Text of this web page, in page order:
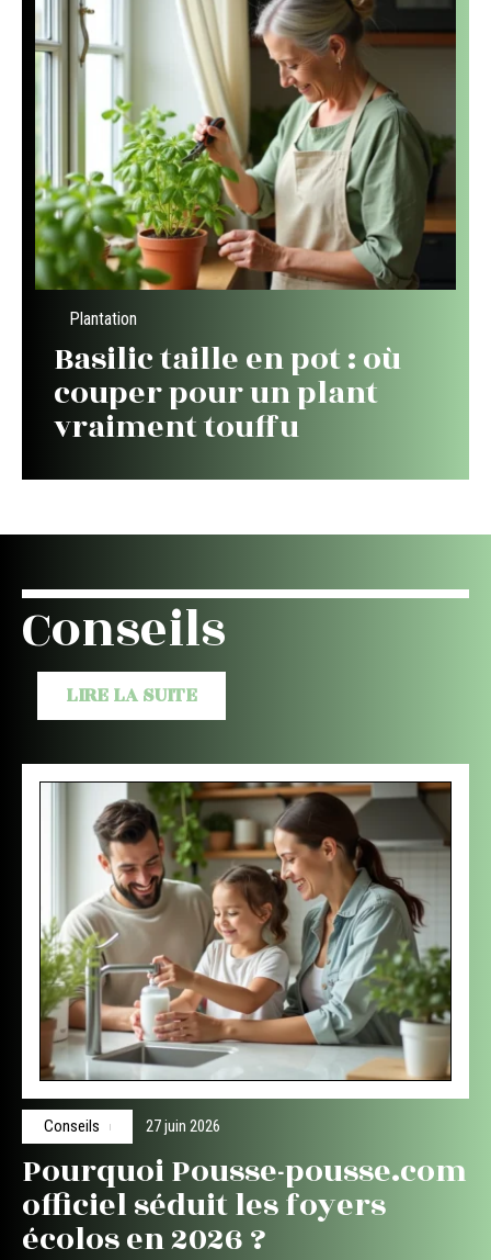
Plantation
Basilic taille en pot : où
couper pour un plant
vraiment touffu
Conseils
LIRE LA SUITE
Conseils 27 juin 2026
Pourquoi Pousse-pousse.com
officiel séduit les foyers
écolos en 2026 ?